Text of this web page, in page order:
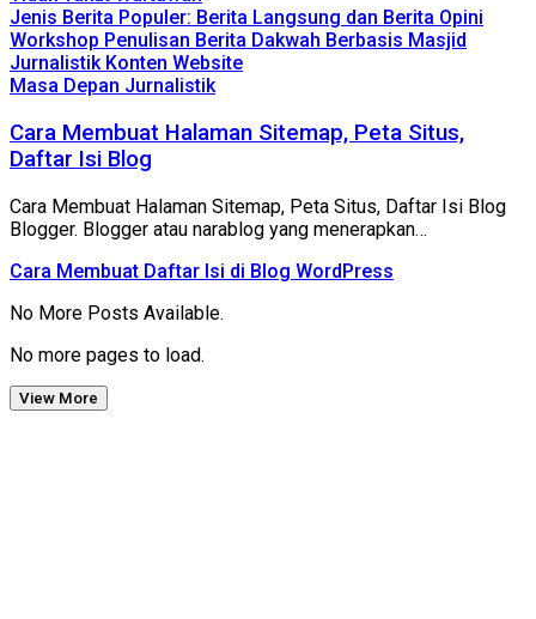
Jenis Berita Populer: Berita Langsung dan Berita Opini
Workshop Penulisan Berita Dakwah Berbasis Masjid
Jurnalistik Konten Website
Masa Depan Jurnalistik
Cara Membuat Halaman Sitemap, Peta Situs,
Daftar Isi Blog
Cara Membuat Halaman Sitemap, Peta Situs, Daftar Isi Blog
Blogger. Blogger atau narablog yang menerapkan…
Cara Membuat Daftar Isi di Blog WordPress
No More Posts Available.
No more pages to load.
View More